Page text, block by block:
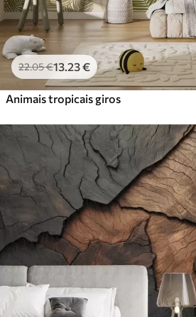
Peel and Stick
81.6749.00€/m²
22.05€13 .23€
Animais tropicais giros